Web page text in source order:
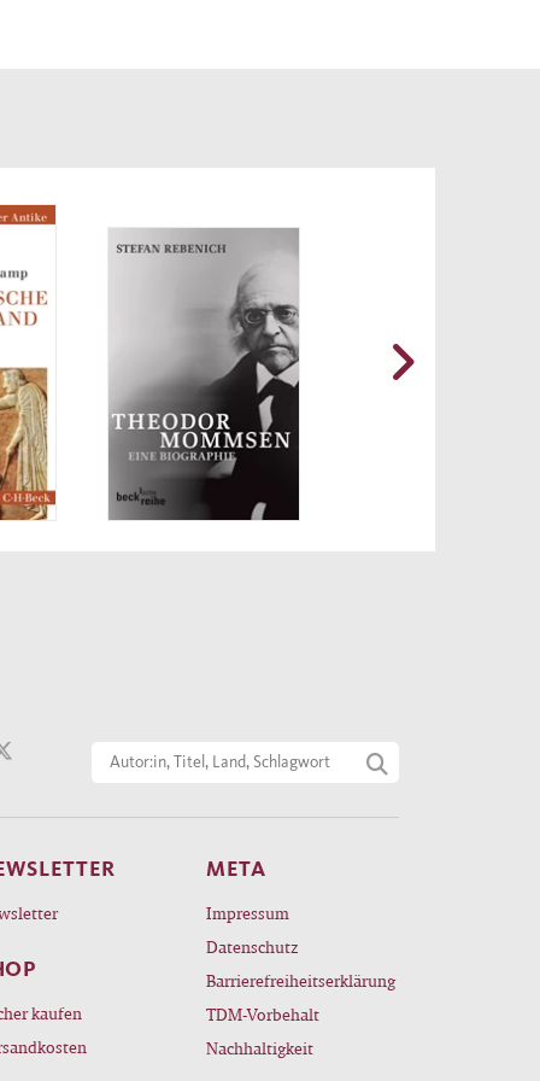
kaufen
META
Impressum
Datenschutz
Barrierefreiheitserklärung
TDM-Vorbehalt
Nachhaltigkeit